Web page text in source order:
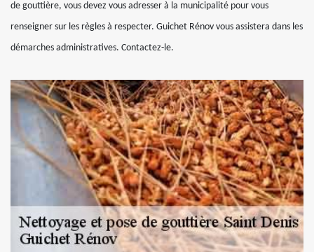
de gouttière, vous devez vous adresser à la municipalité pour vous
renseigner sur les règles à respecter. Guichet Rénov vous assistera dans les
démarches administratives. Contactez-le.